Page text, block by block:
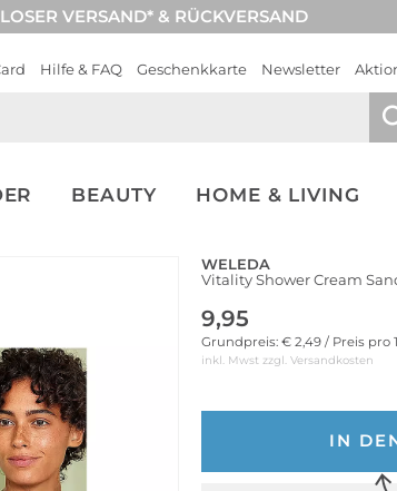
VERSAND* & RÜCKVERSAND
Hilfe & FAQ Geschenkkarte Newsletter
BEAUTY HOME & LIVING
WELEDA
Vitality Shower Cream
9,95
Grundpreis: € 2,49 / Preis pro
inkl. Mwst zzgl. Versandkosten
IN